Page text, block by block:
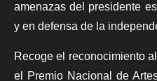
amenazas del presidente
y en defensa de la
Recoge el reconocimiento
el Premio Nacional de